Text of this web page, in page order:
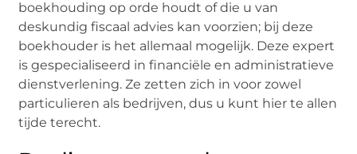
boekhouding op orde houdt of die u van
deskundig fiscaal advies kan voorzien; bij deze
boekhouder is het allemaal mogelijk. Deze expert
is gespecialiseerd in financiële en administratieve
dienstverlening. Ze zetten zich in voor zowel
particulieren als bedrijven, dus u kunt hier te allen
tijde terecht.